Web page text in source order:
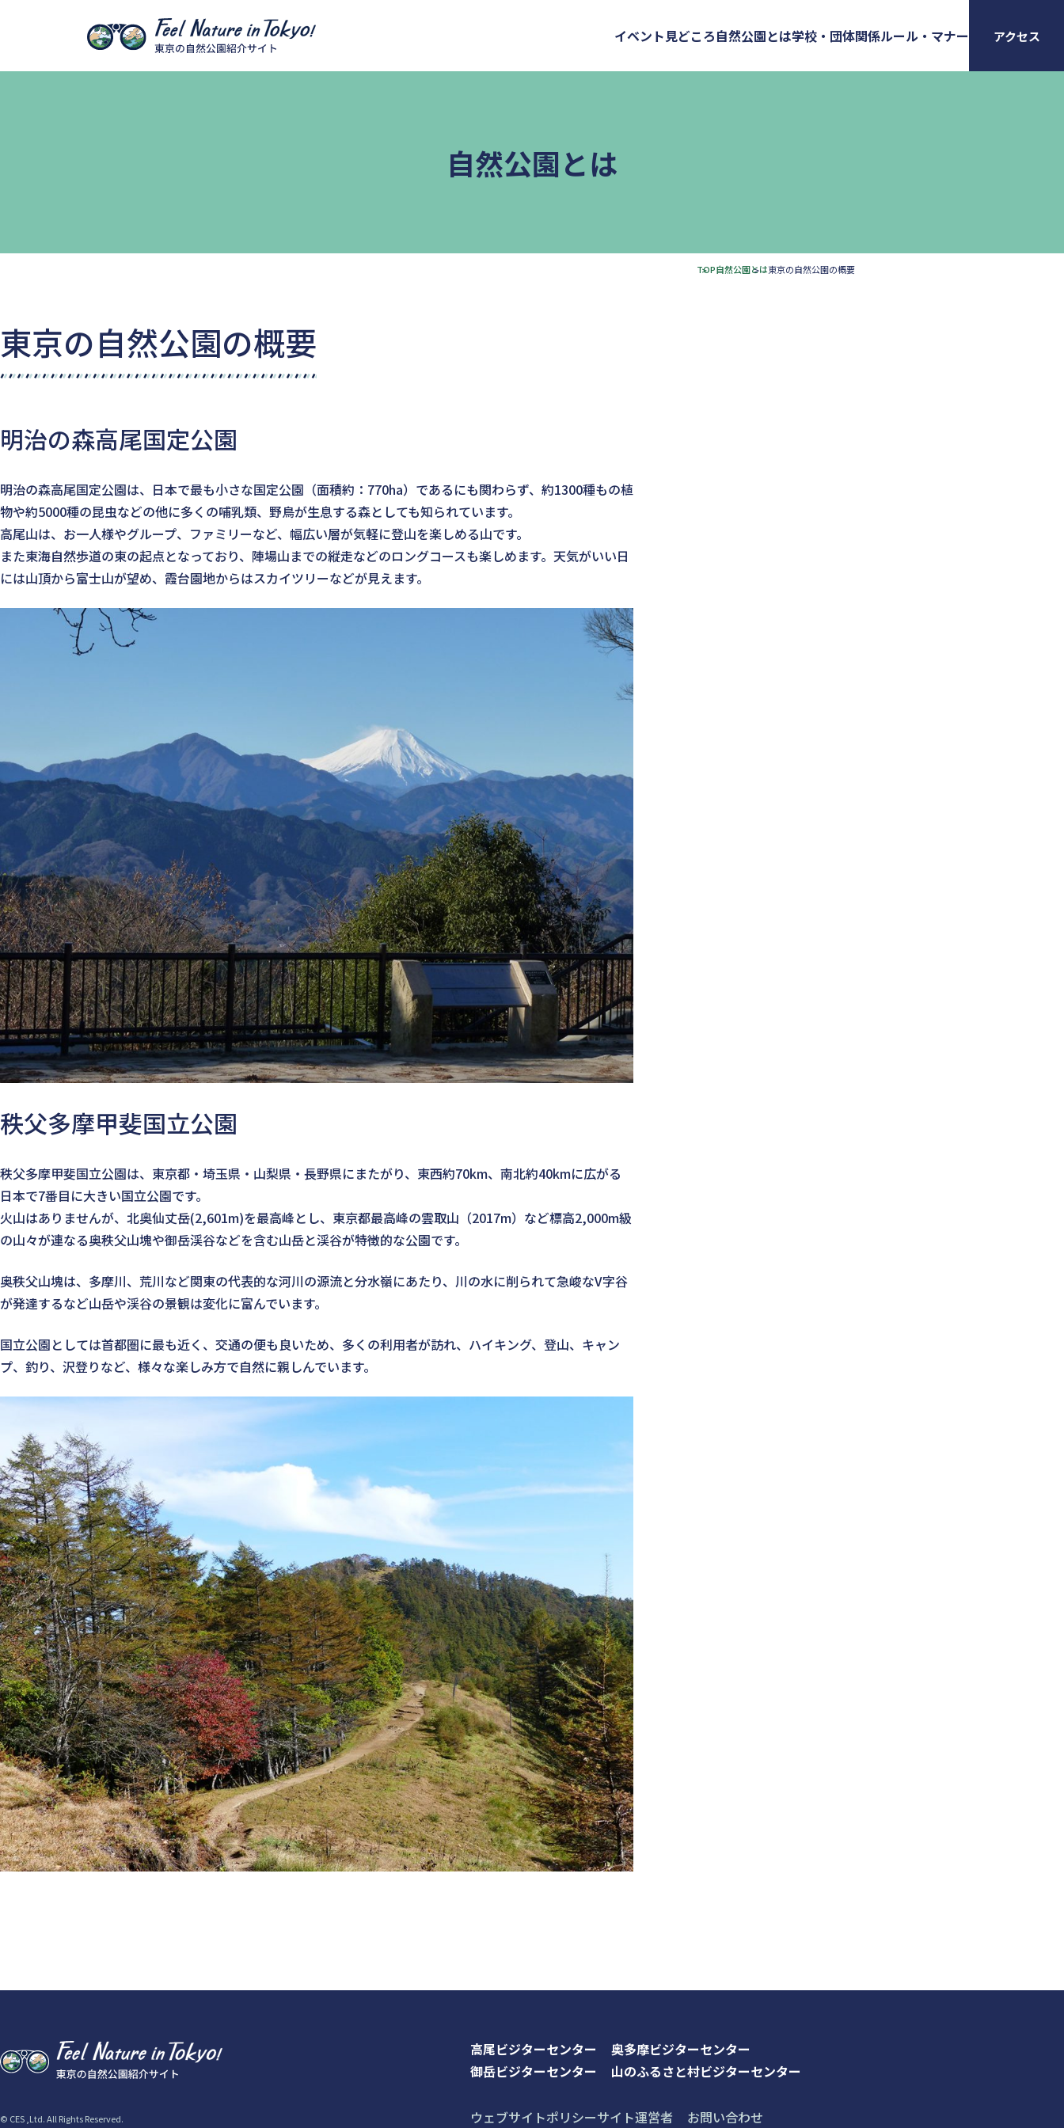
イベント見どころ自然公園とは学校・団体関係ルール・マナー アクセス
自然公園とは
TOP自然公園とは東京の自然公園の概要
東京の自然公園の概要
明治の森高尾国定公園
明治の森高尾国定公園は、日本で最も小さな国定公園（面積約：770ha）であるにも関わらず、約1300種もの植
物や約5000種の昆虫などの他に多くの哺乳類、野鳥が生息する森としても知られています。
高尾山は、お一人様やグループ、ファミリーなど、幅広い層が気軽に登山を楽しめる山です。
また東海自然歩道の東の起点となっており、陣場山までの縦走などのロングコースも楽しめます。天気がいい日
には山頂から富士山が望め、霞台園地からはスカイツリーなどが見えます。
秩父多摩甲斐国立公園
秩父多摩甲斐国立公園は、東京都・埼玉県・山梨県・長野県にまたがり、東西約70km、南北約40kmに広がる
日本で7番目に大きい国立公園です。
火山はありませんが、北奥仙丈岳(2,601m)を最高峰とし、東京都最高峰の雲取山（2017m）など標高2,000m級
の山々が連なる奥秩父山塊や御岳渓谷などを含む山岳と渓谷が特徴的な公園です。
奥秩父山塊は、多摩川、荒川など関東の代表的な河川の源流と分水嶺にあたり、川の水に削られて急峻なV字谷
が発達するなど山岳や渓谷の景観は変化に富んでいます。
国立公園としては首都圏に最も近く、交通の便も良いため、多くの利用者が訪れ、ハイキング、登山、キャン
プ、釣り、沢登りなど、様々な楽しみ方で自然に親しんでいます。
高尾ビジターセンター
奥多摩ビジターセンター
御岳ビジターセンター
山のふるさと村ビジターセンター
© CES ,Ltd. All Rights Reserved. ウェブサイトポリシーサイト運営者 お問い合わせ